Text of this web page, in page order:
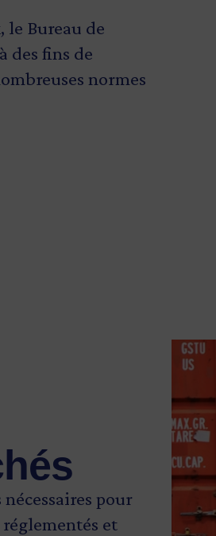
le Bureau de
des fins de
normes
pour
et